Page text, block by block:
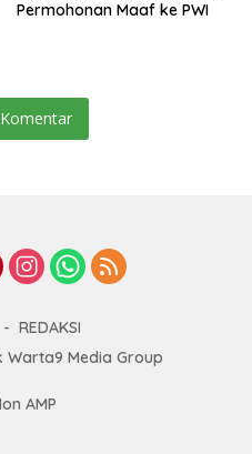
Permohonan Maaf ke PWI
REDAKSI
Warta9 Media Group
AMP